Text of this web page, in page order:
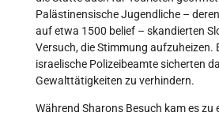
Palästinensische Jugendliche –
auf etwa 1500 belief – skandierten
Versuch, die Stimmung aufzuheizen.
israelische Polizeibeamte sicherten
Gewalttätigkeiten zu verhindern.
Während Sharons Besuch kam es zu